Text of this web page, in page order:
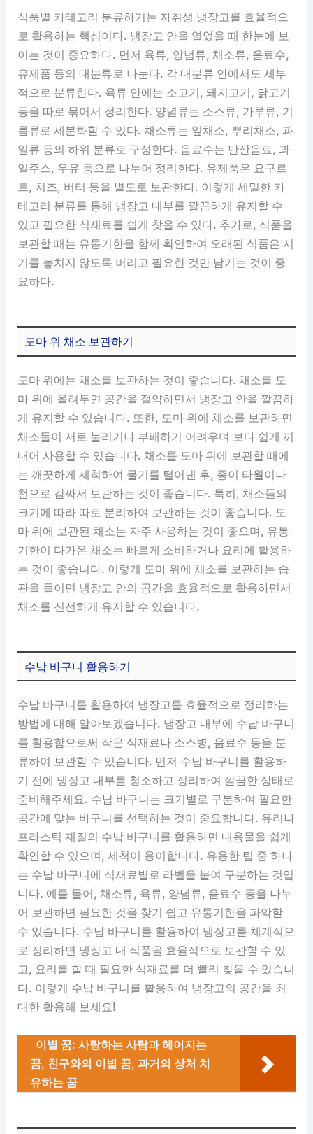
식품별 카테고리 분류하기는 자취생 냉장고를 효율적으
로 활용하는 핵심이다. 냉장고 안을 열었을 때 한눈에 보
이는 것이 중요하다. 먼저 육류, 양념류, 채소류, 음료수,
유제품 등의 대분류로 나눈다. 각 대분류 안에서도 세부
적으로 분류한다. 육류 안에는 소고기, 돼지고기, 닭고기
등을 따로 묶어서 정리한다. 양념류는 소스류, 가루류, 기
름류로 세분화할 수 있다. 채소류는 잎채소, 뿌리채소, 과
일류 등의 하위 분류로 구성한다. 음료수는 탄산음료, 과
일주스, 우유 등으로 나누어 정리한다. 유제품은 요구르
트, 치즈, 버터 등을 별도로 보관한다. 이렇게 세밀한 카
테고리 분류를 통해 냉장고 내부를 깔끔하게 유지할 수
있고 필요한 식재료를 쉽게 찾을 수 있다. 추가로, 식품을
보관할 때는 유통기한을 함께 확인하여 오래된 식품은 시
기를 놓치지 않도록 버리고 필요한 것만 남기는 것이 중
요하다.
도마 위 채소 보관하기
도마 위에는 채소를 보관하는 것이 좋습니다. 채소를 도
마 위에 올려두면 공간을 절약하면서 냉장고 안을 깔끔하
게 유지할 수 있습니다. 또한, 도마 위에 채소를 보관하면
채소들이 서로 눌리거나 부패하기 어려우며 보다 쉽게 꺼
내어 사용할 수 있습니다. 채소를 도마 위에 보관할 때에
는 깨끗하게 세척하여 물기를 털어낸 후, 종이 타월이나
천으로 감싸서 보관하는 것이 좋습니다. 특히, 채소들의
크기에 따라 따로 분리하여 보관하는 것이 좋습니다. 도
마 위에 보관된 채소는 자주 사용하는 것이 좋으며, 유통
기한이 다가온 채소는 빠르게 소비하거나 요리에 활용하
는 것이 좋습니다. 이렇게 도마 위에 채소를 보관하는 습
관을 들이면 냉장고 안의 공간을 효율적으로 활용하면서
채소를 신선하게 유지할 수 있습니다.
수납 바구니 활용하기
수납 바구니를 활용하여 냉장고를 효율적으로 정리하는
방법에 대해 알아보겠습니다. 냉장고 내부에 수납 바구니
를 활용함으로써 작은 식재료나 소스병, 음료수 등을 분
류하여 보관할 수 있습니다. 먼저 수납 바구니를 활용하
기 전에 냉장고 내부를 청소하고 정리하여 깔끔한 상태로
준비해주세요. 수납 바구니는 크기별로 구분하여 필요한
공간에 맞는 바구니를 선택하는 것이 중요합니다. 유리나
프라스틱 재질의 수납 바구니를 활용하면 내용물을 쉽게
확인할 수 있으며, 세척이 용이합니다. 유용한 팁 중 하나
는 수납 바구니에 식재료별로 라벨을 붙여 구분하는 것입
니다. 예를 들어, 채소류, 육류, 양념류, 음료수 등을 나누
어 보관하면 필요한 것을 찾기 쉽고 유통기한을 파악할
수 있습니다. 수납 바구니를 활용하여 냉장고를 체계적으
로 정리하면 냉장고 내 식품을 효율적으로 보관할 수 있
고, 요리를 할 때 필요한 식재료를 더 빨리 찾을 수 있습니
다. 이렇게 수납 바구니를 활용하여 냉장고의 공간을 최
대한 활용해 보세요!
이별 꿈: 사랑하는 사람과 헤어지는
꿈, 친구와의 이별 꿈, 과거의 상처 치
유하는 꿈